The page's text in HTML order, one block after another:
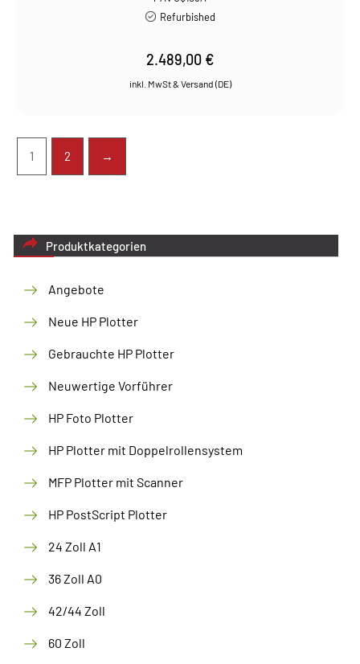
Refurbished
2.489,00 €
1 2 →
Produktkategorien
Angebote
Neue HP Plotter
Gebrauchte HP Plotter
Neuwertige Vorführer
HP Foto Plotter
HP Plotter mit Doppelrollensystem
MFP Plotter mit Scanner
HP PostScript Plotter
24 Zoll A1
36 Zoll A0
42/44 Zoll
60 Zoll